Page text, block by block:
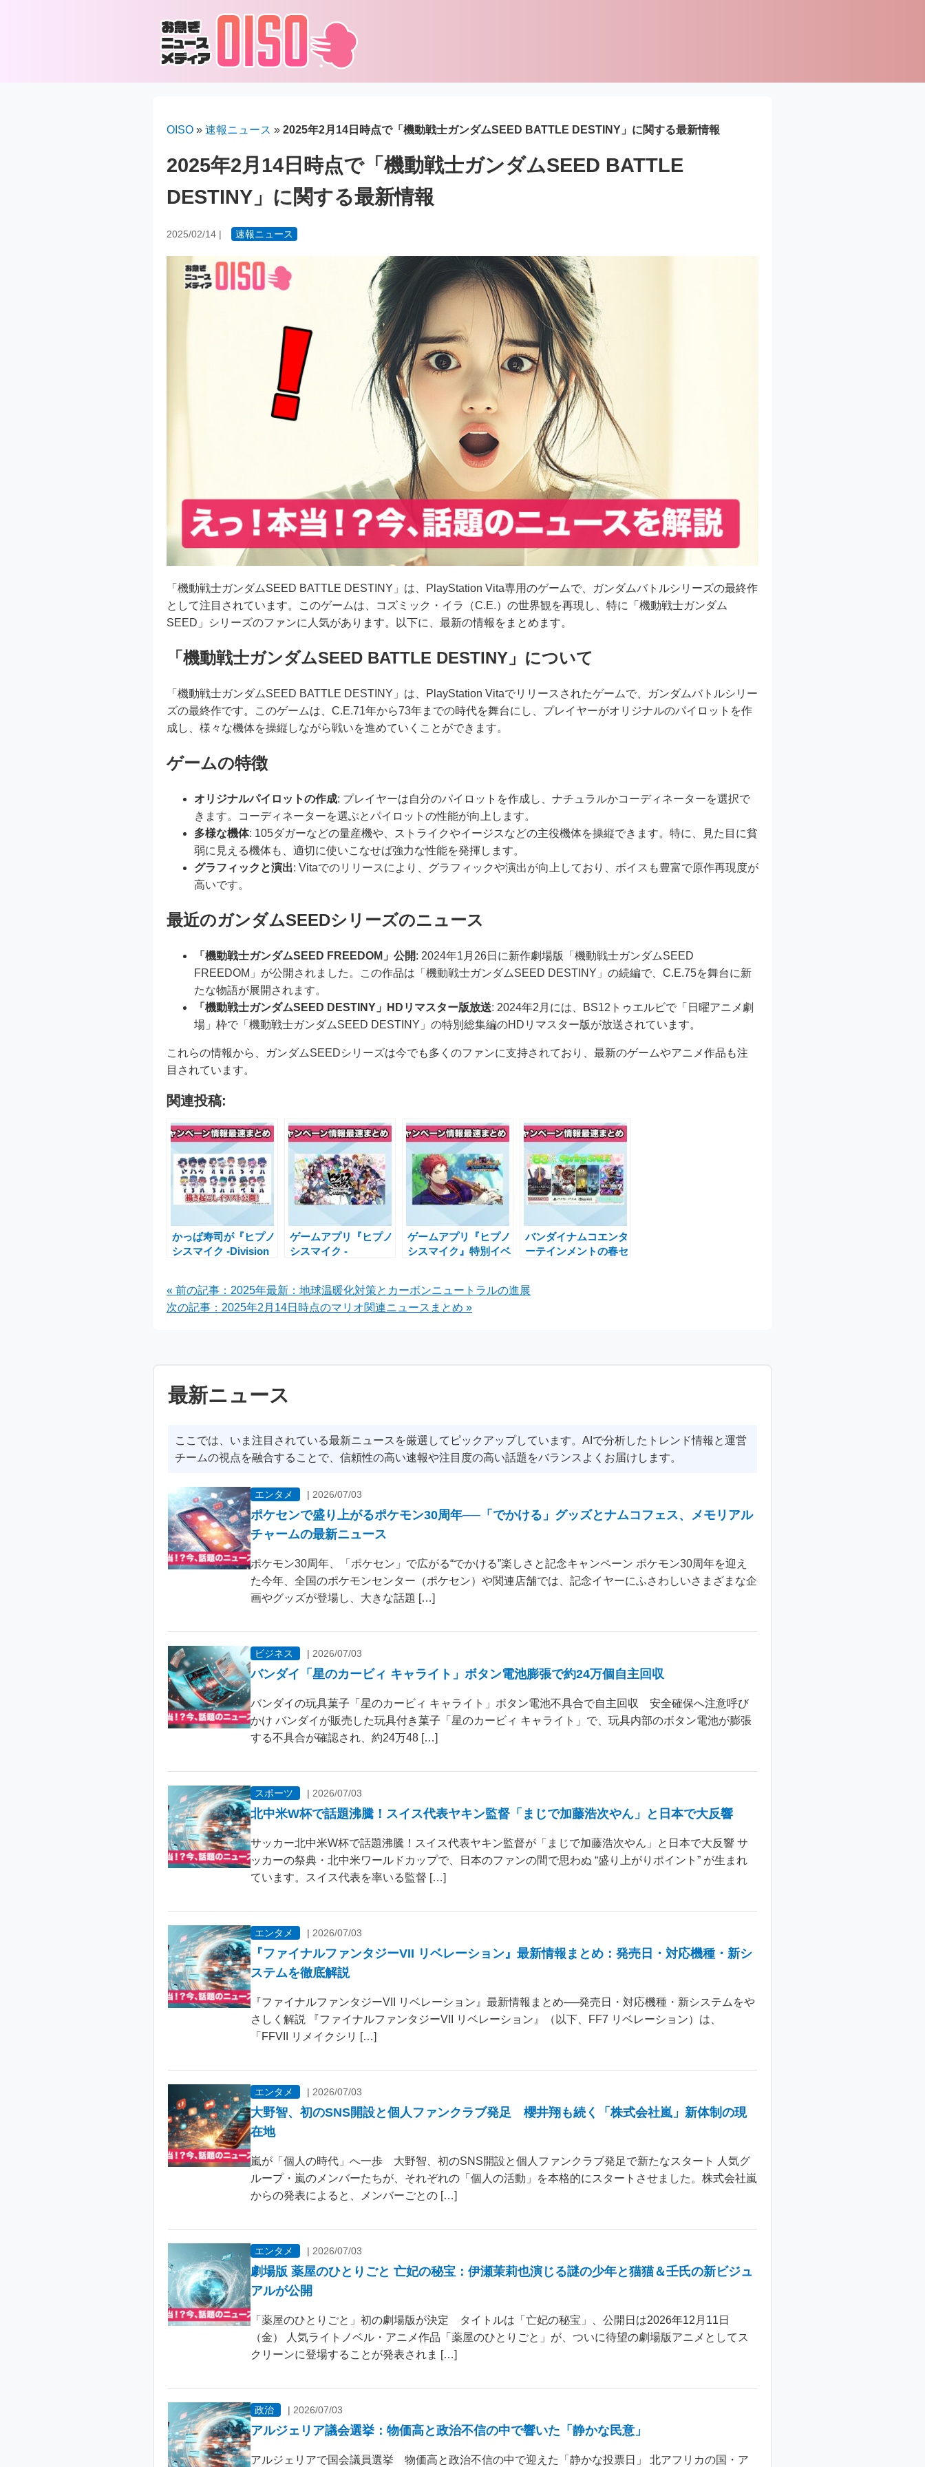
OISO » 速報ニュース » 2025年2月14日時点で「機動戦士ガンダムSEED BATTLE DESTINY」に関する最新情報
2025年2月14日時点で「機動戦士ガンダムSEED BATTLE
DESTINY」に関する最新情報
2025/02/14 | 速報ニュース
「機動戦士ガンダムSEED BATTLE DESTINY」は、PlayStation Vita専用のゲームで、ガンダムバトルシリーズの最終作
として注目されています。このゲームは、コズミック・イラ（C.E.）の世界観を再現し、特に「機動戦士ガンダム
SEED」シリーズのファンに人気があります。以下に、最新の情報をまとめます。
「機動戦士ガンダムSEED BATTLE DESTINY」について
「機動戦士ガンダムSEED BATTLE DESTINY」は、PlayStation Vitaでリリースされたゲームで、ガンダムバトルシリー
ズの最終作です。このゲームは、C.E.71年から73年までの時代を舞台にし、プレイヤーがオリジナルのパイロットを作
成し、様々な機体を操縦しながら戦いを進めていくことができます。
ゲームの特徴
オリジナルパイロットの作成: プレイヤーは自分のパイロットを作成し、ナチュラルかコーディネーターを選択で
きます。コーディネーターを選ぶとパイロットの性能が向上します。
多様な機体: 105ダガーなどの量産機や、ストライクやイージスなどの主役機体を操縦できます。特に、見た目に貧
弱に見える機体も、適切に使いこなせば強力な性能を発揮します。
グラフィックと演出: Vitaでのリリースにより、グラフィックや演出が向上しており、ボイスも豊富で原作再現度が
高いです。
最近のガンダムSEEDシリーズのニュース
「機動戦士ガンダムSEED FREEDOM」公開: 2024年1月26日に新作劇場版「機動戦士ガンダムSEED
FREEDOM」が公開されました。この作品は「機動戦士ガンダムSEED DESTINY」の続編で、C.E.75を舞台に新
たな物語が展開されます。
「機動戦士ガンダムSEED DESTINY」HDリマスター版放送: 2024年2月には、BS12トゥエルビで「日曜アニメ劇
場」枠で「機動戦士ガンダムSEED DESTINY」の特別総集編のHDリマスター版が放送されています。
これらの情報から、ガンダムSEEDシリーズは今でも多くのファンに支持されており、最新のゲームやアニメ作品も注
目されています。
関連投稿:
かっぱ寿司が『ヒプノ
シスマイク -Division
ャンペーンを実施
ゲームアプリ『ヒプノ
シスマイク -
ャンペーンの魅力と特
別報酬
ゲームアプリ『ヒプノ
シスマイク』特別イベ
の魅力
バンダイナムコエンタ
ーテインメントの春セ
チャンス
« 前の記事：2025年最新：地球温暖化対策とカーボンニュートラルの進展
次の記事：2025年2月14日時点のマリオ関連ニュースまとめ »
最新ニュース
ここでは、いま注目されている最新ニュースを厳選してピックアップしています。AIで分析したトレンド情報と運営
チームの視点を融合することで、信頼性の高い速報や注目度の高い話題をバランスよくお届けします。
エンタメ | 2026/07/03
ポケセンで盛り上がるポケモン30周年──「でかける」グッズとナムコフェス、メモリアル
チャームの最新ニュース
ポケモン30周年、「ポケセン」で広がる“でかける”楽しさと記念キャンペーン ポケモン30周年を迎え
た今年、全国のポケモンセンター（ポケセン）や関連店舗では、記念イヤーにふさわしいさまざまな企
画やグッズが登場し、大きな話題 […]
ビジネス | 2026/07/03
バンダイ「星のカービィ キャライト」ボタン電池膨張で約24万個自主回収
バンダイの玩具菓子「星のカービィ キャライト」ボタン電池不具合で自主回収 安全確保へ注意呼び
かけ バンダイが販売した玩具付き菓子「星のカービィ キャライト」で、玩具内部のボタン電池が膨張
する不具合が確認され、約24万48 […]
スポーツ | 2026/07/03
北中米W杯で話題沸騰！スイス代表ヤキン監督「まじで加藤浩次やん」と日本で大反響
サッカー北中米W杯で話題沸騰！スイス代表ヤキン監督が「まじで加藤浩次やん」と日本で大反響 サ
ッカーの祭典・北中米ワールドカップで、日本のファンの間で思わぬ “盛り上がりポイント” が生まれ
ています。スイス代表を率いる監督 […]
エンタメ | 2026/07/03
『ファイナルファンタジーVII リベレーション』最新情報まとめ：発売日・対応機種・新シ
ステムを徹底解説
『ファイナルファンタジーVII リベレーション』最新情報まとめ──発売日・対応機種・新システムをや
さしく解説 『ファイナルファンタジーVII リベレーション』（以下、FF7 リベレーション）は、
「FFVII リメイクシリ […]
エンタメ | 2026/07/03
大野智、初のSNS開設と個人ファンクラブ発足 櫻井翔も続く「株式会社嵐」新体制の現
在地
嵐が「個人の時代」へ一歩 大野智、初のSNS開設と個人ファンクラブ発足で新たなスタート 人気グ
ループ・嵐のメンバーたちが、それぞれの「個人の活動」を本格的にスタートさせました。株式会社嵐
からの発表によると、メンバーごとの […]
エンタメ | 2026/07/03
劇場版 薬屋のひとりごと 亡妃の秘宝：伊瀬茉莉也演じる謎の少年と猫猫＆壬氏の新ビジュ
アルが公開
「薬屋のひとりごと」初の劇場版が決定 タイトルは「亡妃の秘宝」、公開日は2026年12月11日
（金） 人気ライトノベル・アニメ作品「薬屋のひとりごと」が、ついに待望の劇場版アニメとしてス
クリーンに登場することが発表されま […]
政治 | 2026/07/03
アルジェリア議会選挙：物価高と政治不信の中で響いた「静かな民意」
アルジェリアで国会議員選挙 物価高と政治不信の中で迎えた「静かな投票日」 北アフリカの国・ア